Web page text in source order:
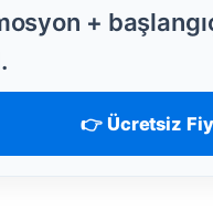
+
👉 Ücretsiz